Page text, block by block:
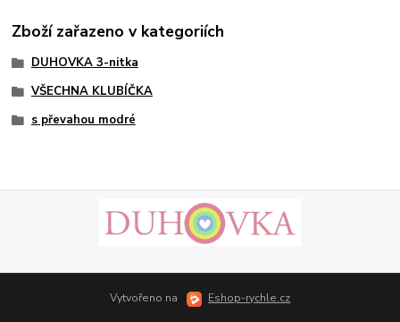
Zboží zařazeno v kategoriích
DUHOVKA 3-nitka
VŠECHNA KLUBÍČKA
s převahou modré
Vytvořeno na Eshop-rychle.cz